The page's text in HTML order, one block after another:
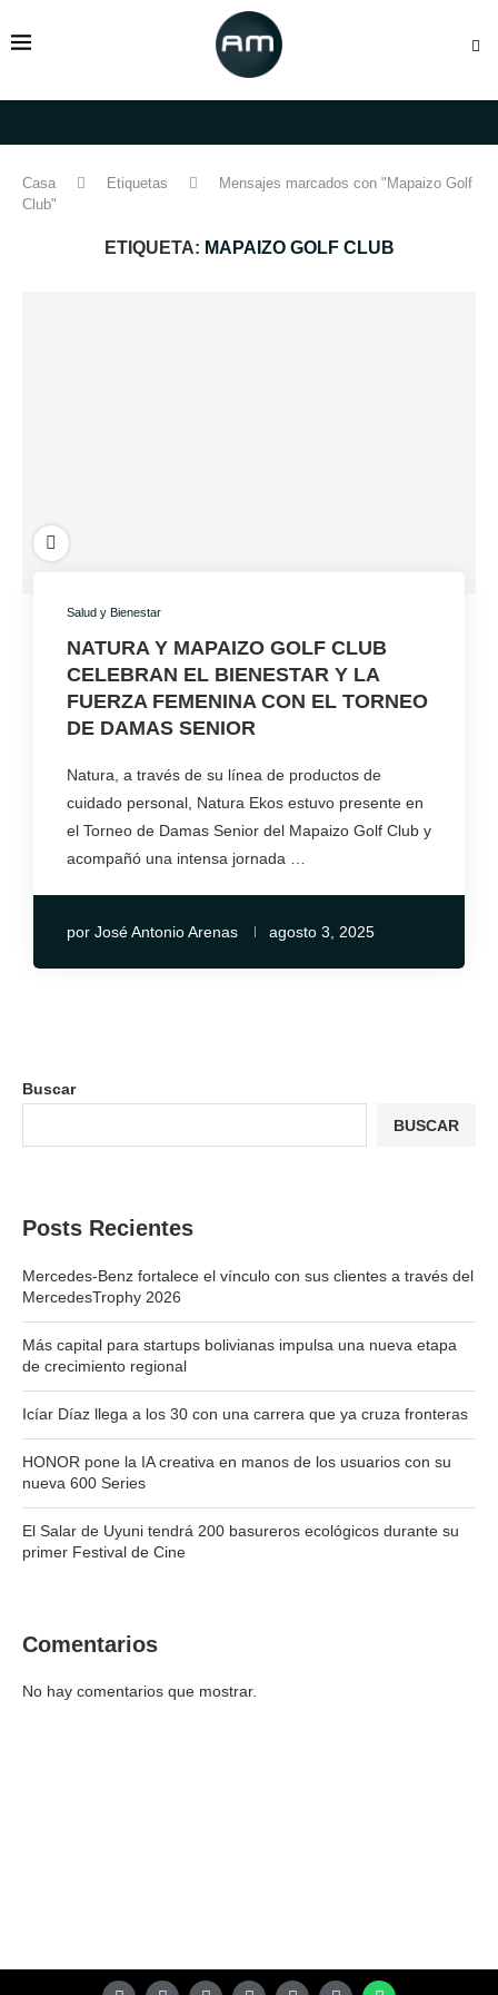
Casa Etiquetas
Mensajes marcados con "Mapaizo Golf
Club"
ETIQUETA: MAPAIZO GOLF CLUB
Salud y Bienestar
NATURA Y MAPAIZO GOLF CLUB
CELEBRAN EL BIENESTAR Y LA
FUERZA FEMENINA CON EL TORNEO
DE DAMAS SENIOR
Natura, a través de su línea de productos de
cuidado personal, Natura Ekos estuvo presente en
el Torneo de Damas Senior del Mapaizo Golf Club y
acompañó una intensa jornada …
por José Antonio Arenas agosto 3, 2025
Buscar
BUSCAR
Posts Recientes
Mercedes-Benz fortalece el vínculo con sus clientes a través del
MercedesTrophy 2026
Más capital para startups bolivianas impulsa una nueva etapa
de crecimiento regional
Icíar Díaz llega a los 30 con una carrera que ya cruza fronteras
HONOR pone la IA creativa en manos de los usuarios con su
nueva 600 Series
El Salar de Uyuni tendrá 200 basureros ecológicos durante su
primer Festival de Cine
Comentarios
No hay comentarios que mostrar.